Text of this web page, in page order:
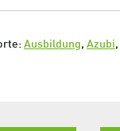
Ausbildung, Azubi,